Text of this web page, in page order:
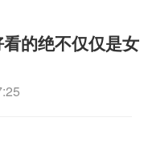
看的绝不仅仅是女